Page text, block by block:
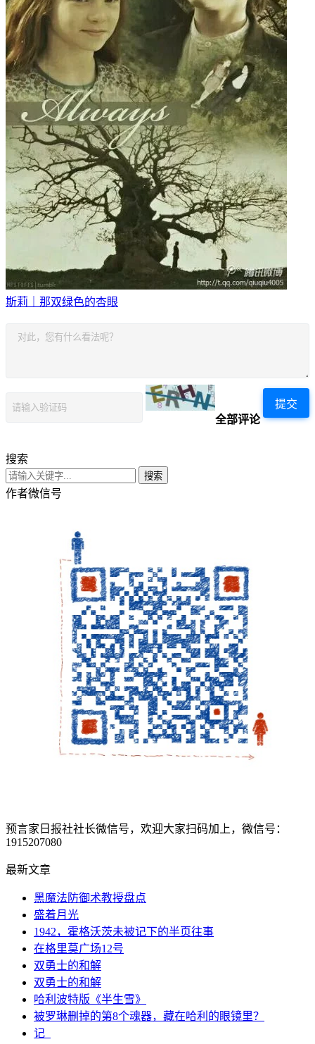
斯莉｜那双绿色的杏眼
提交
全部评论
搜索
搜索
作者微信号
预言家日报社社长微信号，欢迎大家扫码加上，微信号：
1915207080
最新文章
黑魔法防御术教授盘点
盛着月光
1942，霍格沃茨未被记下的半页往事
在格里莫广场12号
双勇士的和解
双勇士的和解
哈利波特版《半生雪》
被罗琳删掉的第8个魂器，藏在哈利的眼镜里？
记_